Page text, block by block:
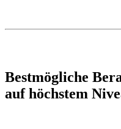
Bestmögliche
auf höchstem